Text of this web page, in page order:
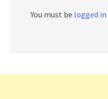
You must be logged in